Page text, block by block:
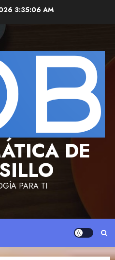
3:35:06 AM
DE
PARA TI